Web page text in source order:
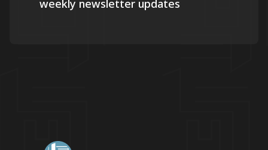
weekly newsletter updates